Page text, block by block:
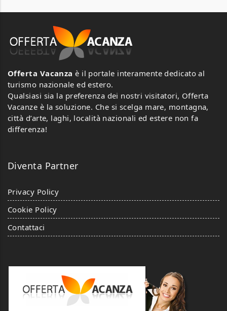
Offerta Vacanza è il portale interamente dedicato al
turismo nazionale ed estero.
Qualsiasi sia la preferenza dei nostri visitatori, Offerta
Vacanze è la soluzione. Che si scelga mare, montagna,
città d’arte, laghi, località nazionali ed estere non fa
differenza!
Diventa Partner
Privacy Policy
Cookie Policy
Contattaci